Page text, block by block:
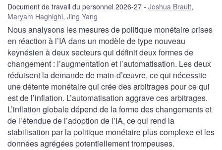
Document de travail du personnel 2026-27 Joshua Brault,
Maryam Haghighi, Jing Yang
Nous analysons les mesures de politique monétaire prises
en réaction à l’IA dans un modèle de type nouveau
keynésien à deux secteurs qui définit deux formes de
changement : l’augmentation et l’automatisation. Les deux
réduisent la demande de main-d’œuvre, ce qui nécessite
une détente monétaire qui crée des arbitrages pour ce qui
est de l’inflation. L’automatisation aggrave ces arbitrages.
L’inflation globale dépend de la forme des changements et
de l’étendue de l’adoption de l’IA, ce qui rend la
stabilisation par la politique monétaire plus complexe et les
données agrégées potentiellement trompeuses.